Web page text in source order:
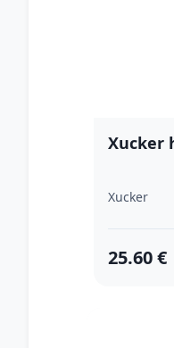
Xucker
Xucker
25.60 €